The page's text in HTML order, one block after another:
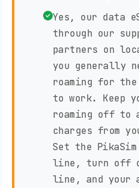
Yes, our data
through our
partners on
you generally
roaming for
to work. Keep
roaming off to
charges from
Set the
line, turn off
line, and your